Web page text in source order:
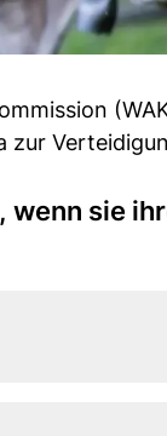
zur
sie